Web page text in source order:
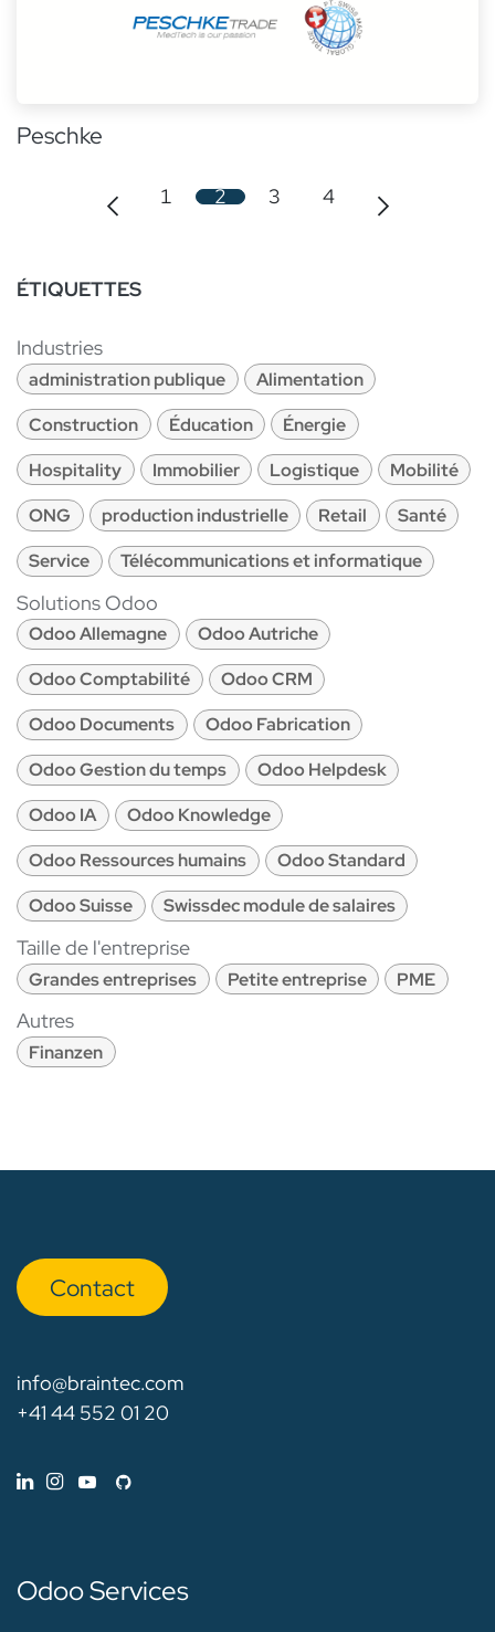
Peschke
1 2 3 4
ÉTIQUETTES
Industries
administration publique
Alimentation
Construction
Éducation
Énergie
Hospitality
Immobilier Logistique
Mobilité
ONG
production industrielle Retail
Santé
Service
Télécommunications et informatique
Solutions Odoo
Odoo Allemagne
Odoo Autriche
Odoo Comptabilité
Odoo CRM
Odoo Documents
Odoo Fabrication
Odoo Gestion du temps
Odoo Helpdesk
Odoo IA
Odoo Knowledge
Odoo Ressources humains
Odoo Standard
Odoo Suisse
Swissdec module de salaires
Taille de l'entreprise
Grandes entreprises Petite entreprise PME
Autres
Finanzen
Con​​​​tact
info@braintec.com
+41 44 552 01 20
Odoo Services